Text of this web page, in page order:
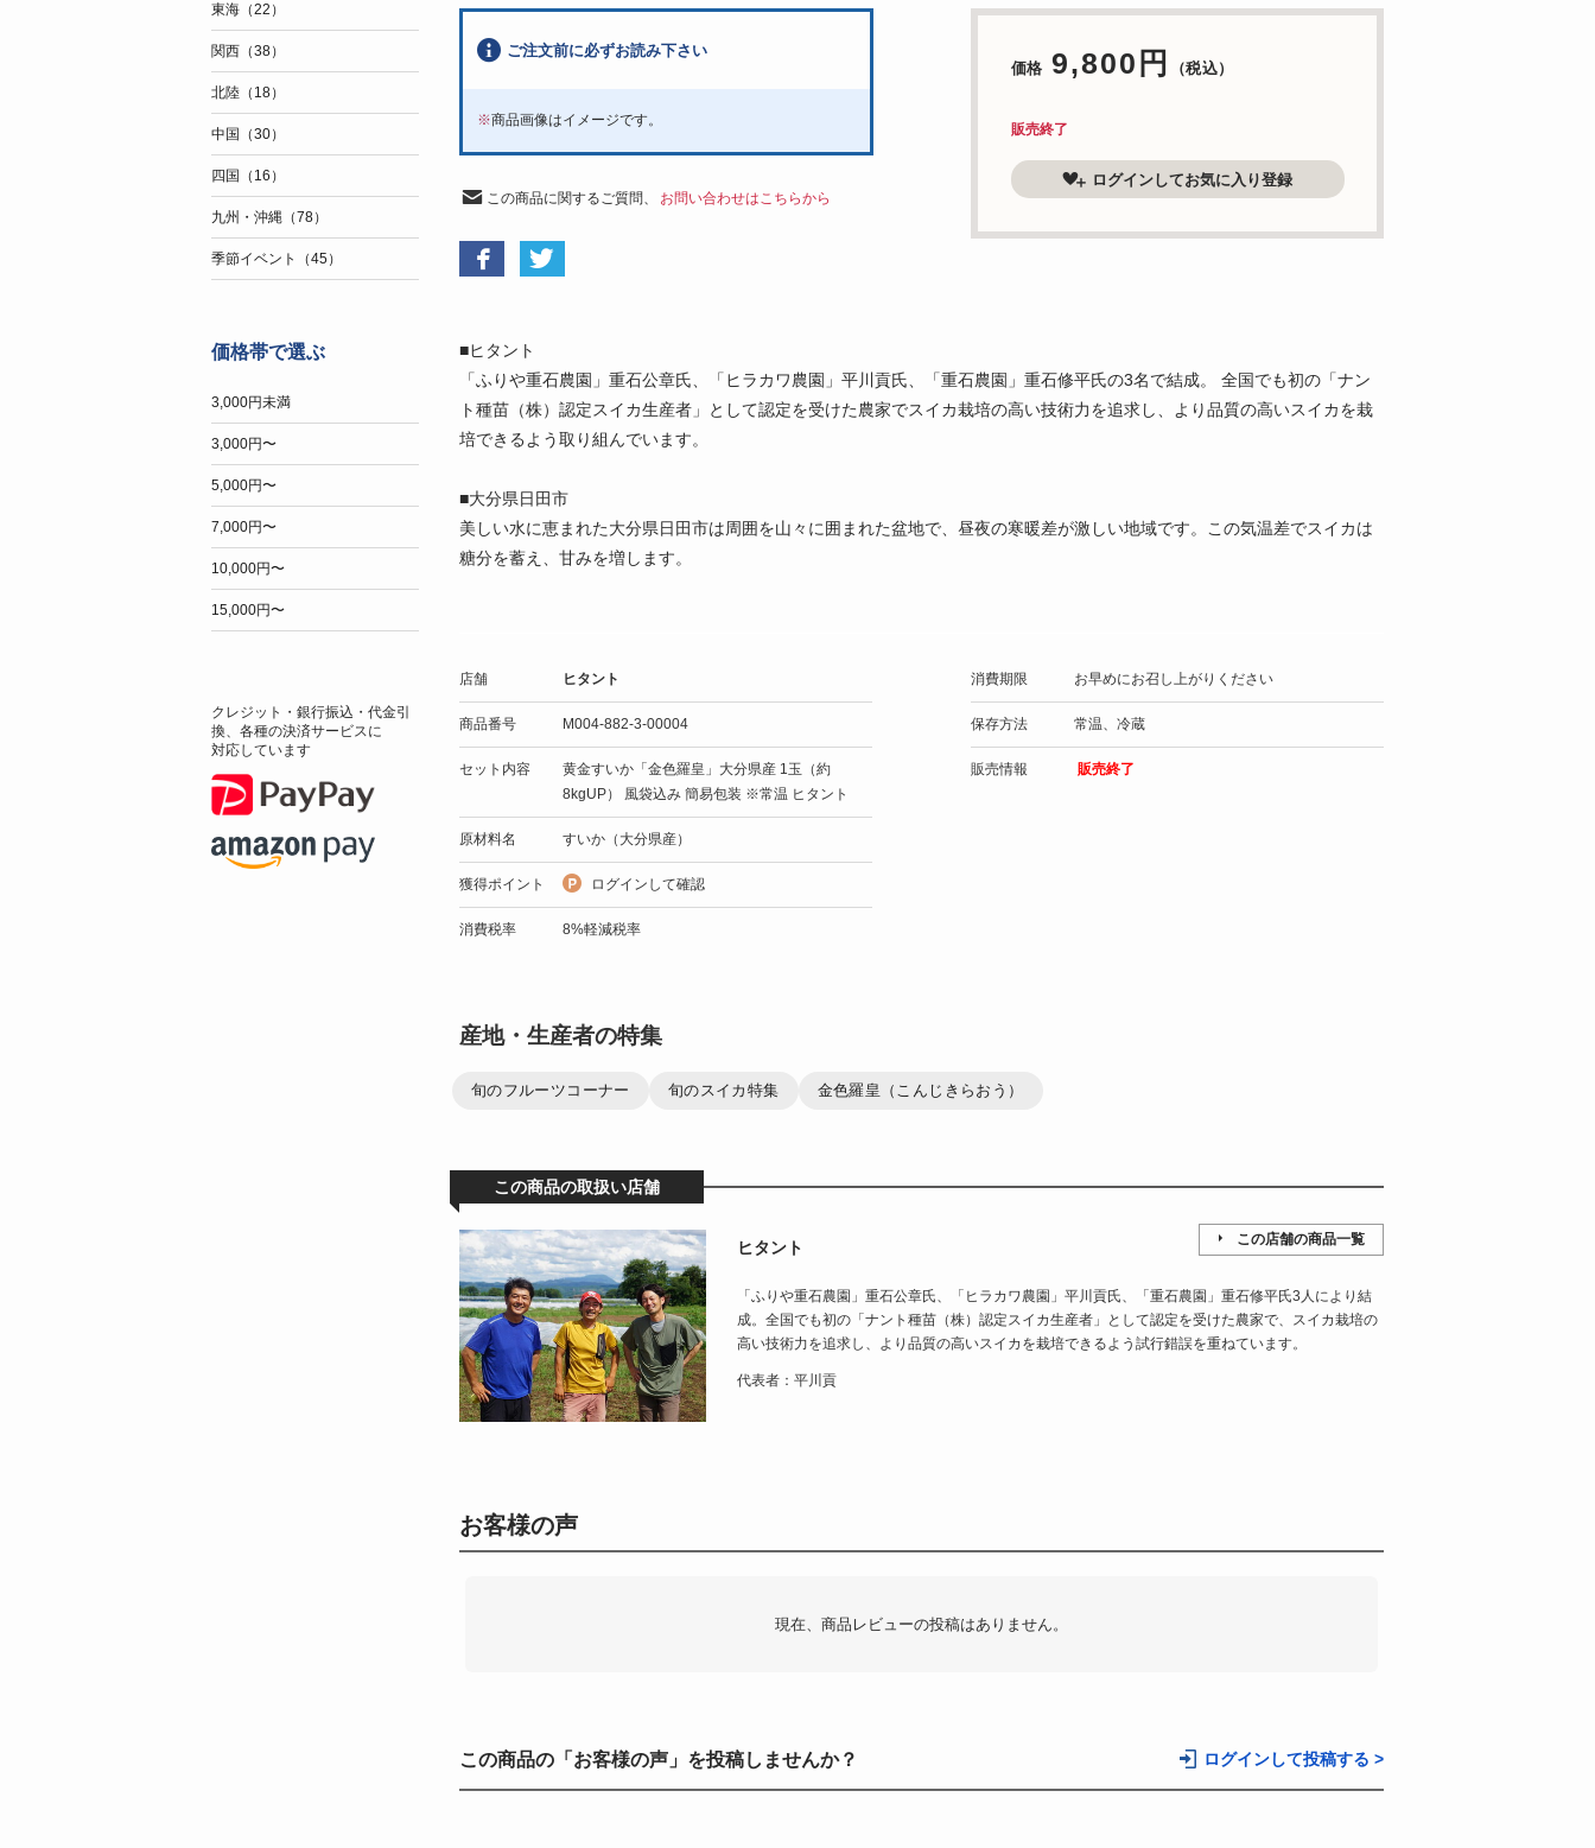
価格 9,800円 （税込）
販売終了
ログインしてお気に入り登録
ご注文前に必ずお読み下さい
※商品画像はイメージです。
この商品に関するご質問、 お問い合わせはこちらから
■ヒタント
「ふりや重石農園」重石公章氏、「ヒラカワ農園」平川貢氏、「重石農園」重石修平氏の3名で結成。 全国でも初の「ナン
ト種苗（株）認定スイカ生産者」として認定を受けた農家でスイカ栽培の高い技術力を追求し、より品質の高いスイカを栽
培できるよう取り組んでいます。
■大分県日田市
美しい水に恵まれた大分県日田市は周囲を山々に囲まれた盆地で、昼夜の寒暖差が激しい地域です。この気温差でスイカは
糖分を蓄え、甘みを増します。
店舗 ヒタント
商品番号 M004-882-3-00004
セット内容
黄金すいか「金色羅皇」大分県産 1玉（約
8kgUP） 風袋込み 簡易包装 ※常温 ヒタント
原材料名 すいか（大分県産）
獲得ポイント ログインして確認
消費税率 8%軽減税率
消費期限 お早めにお召し上がりください
保存方法 常温、冷蔵
販売情報 販売終了
産地・生産者の特集
旬のフルーツコーナー 旬のスイカ特集 金色羅皇（こんじきらおう）
この商品の取扱い店舗
ヒタント この店舗の商品一覧
「ふりや重石農園」重石公章氏、「ヒラカワ農園」平川貢氏、「重石農園」重石修平氏3人により結
成。全国でも初の「ナント種苗（株）認定スイカ生産者」として認定を受けた農家で、スイカ栽培の
高い技術力を追求し、より品質の高いスイカを栽培できるよう試行錯誤を重ねています。
代表者：平川貢
お客様の声
現在、商品レビューの投稿はありません。
この商品の「お客様の声」を投稿しませんか？ ログインして投稿する >
東海（22）
関西（38）
北陸（18）
中国（30）
四国（16）
九州・沖縄（78）
季節イベント（45）
価格帯で選ぶ
3,000円未満
3,000円〜
5,000円〜
7,000円〜
10,000円〜
15,000円〜
クレジット・銀行振込・代金引
換、各種の決済サービスに
対応しています